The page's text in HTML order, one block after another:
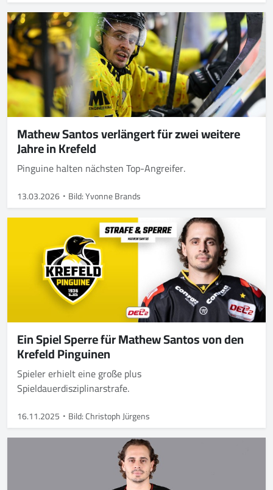
Mathew Santos verlängert für zwei weitere
Jahre in Krefeld
Pinguine halten nächsten Top-Angreifer.
13.03.2026 Bild: Yvonne Brands
Ein Spiel Sperre für Mathew Santos von den
Krefeld Pinguinen
Spieler erhielt eine große plus
Spieldauerdisziplinarstrafe.
16.11.2025 Bild: Christoph Jürgens